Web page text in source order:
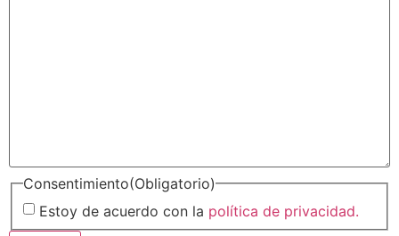
Consentimiento(Obligatorio)
Estoy de acuerdo con la política de privacidad.